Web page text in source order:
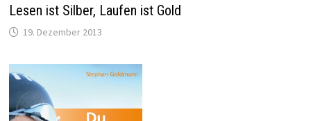
Lesen ist Silber, Laufen ist Gold
19. Dezember 2013